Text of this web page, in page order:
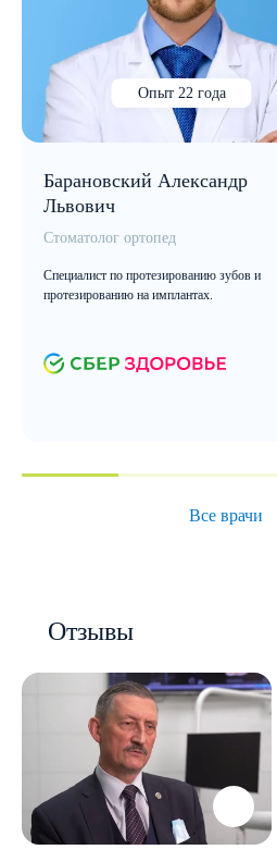
Опыт 22 года
Барановский Александр
Львович
Стоматолог ортопед
Специалист по протезированию зубов и
протезированию на имплантах.
Все врачи
Отзывы